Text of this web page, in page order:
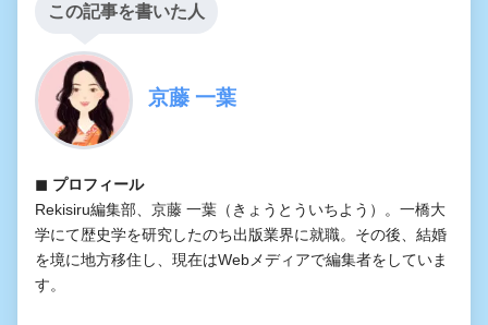
この記事を書いた人
京藤 一葉
◼︎ プロフィール
Rekisiru編集部、京藤 一葉（きょうとういちよう）。一橋大
学にて歴史学を研究したのち出版業界に就職。その後、結婚
を境に地方移住し、現在はWebメディアで編集者をしていま
す。